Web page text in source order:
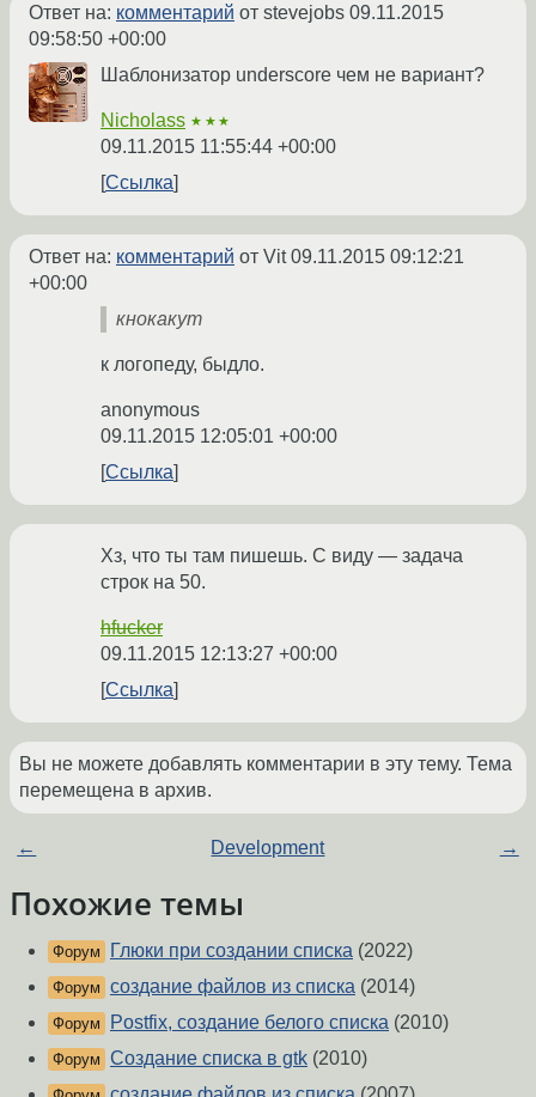
Ответ на: комментарий от stevejobs 09.11.2015
09:58:50 +00:00
Шаблонизатор underscore чем не вариант?
Nicholass ★★★
09.11.2015 11:55:44 +00:00
Ссылка
Ответ на: комментарий от Vit09.11.2015 09:12:21
+00:00
кнокакут
к логопеду, быдло.
anonymous
09.11.2015 12:05:01 +00:00
Ссылка
Хз, что ты там пишешь. С виду — задача
строк на 50.
hfucker
09.11.2015 12:13:27 +00:00
Ссылка
Вы не можете добавлять комментарии в эту тему. Тема
перемещена в архив.
← Development →
Похожие темы
Форум Глюки при создании списка (2022)
Форум создание файлов из списка (2014)
Форум Postfix, создание белого списка (2010)
Форум Создание списка в gtk (2010)